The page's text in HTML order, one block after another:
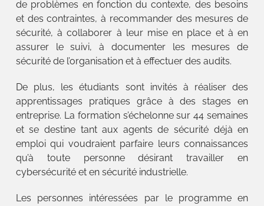
de problèmes en fonction du contexte, des besoins
et des contraintes, à recommander des mesures de
sécurité, à collaborer à leur mise en place et à en
assurer le suivi, à documenter les mesures de
sécurité de l’organisation et à effectuer des audits.
De plus, les étudiants sont invités à réaliser des
apprentissages pratiques grâce à des stages en
entreprise. La formation s’échelonne sur 44 semaines
et se destine tant aux agents de sécurité déjà en
emploi qui voudraient parfaire leurs connaissances
qu’à toute personne désirant travailler en
cybersécurité et en sécurité industrielle.
Les personnes intéressées par le programme en